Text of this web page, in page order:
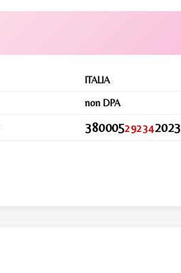
ITALIA
non DPA
380005292342023